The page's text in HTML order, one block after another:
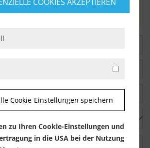
werden nach Überprüfung
Cookie-Einstellungen speichern
zu Ihren Cookie-Einstellungen und
in die USA bei der Nutzung